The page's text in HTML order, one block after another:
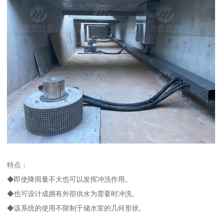
特点：
◆即使降雨量不大也可以发挥冲洗作用。
◆也可设计成拥有外部供水为需要时冲洗。
◆该系统的使用不限制于储水室的几何形状。